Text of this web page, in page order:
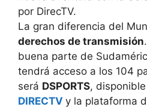
La gran diferencia del
derechos de transmisión
buena parte de
tendrá acceso a los 104
será DSPORTS,
DIRECTV y la plataforma